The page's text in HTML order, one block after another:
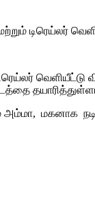
டிரெய்லர்
டிரெய்லர்
அம்மா,